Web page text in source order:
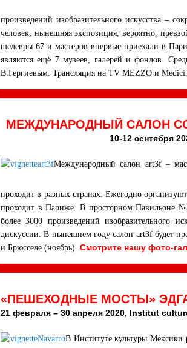
произведений изобразительного искусства
человек, нынешняя экспозиция, вероятно,
шедевры 67-и мастеров впервые приехали в
являются ещё 7 музеев, галерей и фондов.
В.Гергиевым. Трансляция на TV MEZZO и
МЕЖДУНАРОДНЫЙ САЛОН
10-12 сентября
Международный салон art3f –
проходит в разных странах. Ежегодно
проходит в Париже. В просторном Павильоне №5
более 3000 произведений изобразительного
дискуссии. В нынешнем году салон art3f будет
и Брюсселе (ноябрь). Смотрите нашу фото-
«ПЕШЕХОДНЫЕ МОСТЫ»
21 февраля – 30 апреля 2020, Institut
В Институте культуры